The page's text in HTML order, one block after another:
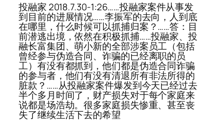
投融家 2018.7.30-1:26……投融家案件从事发
到目前的进展情况……李振军的去向，人到底
在哪里，什么时候可以抓捕归案？……答：目
前潜逃出境，依然在积极抓捕……投融家、投
融长富集团、萌小新的全部涉案员工（包括
曾经参与伪造合同、诈骗的已经离职的员
工）有没有都抓到，他们都是伪造合同诈骗
的参与者，他们有没有清退所有非法所得的
脏款？……从投融家案件爆发到今天已经过去
半个多月时间了，财产损失对于每个家庭来
说都是场浩劫。很多家庭损失惨重、甚至丧
失了继续生活下去的希望